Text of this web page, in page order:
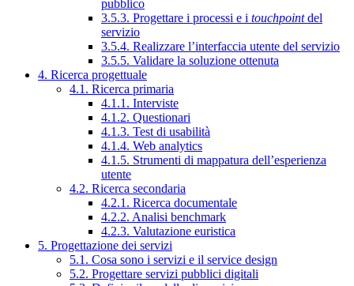
pubblico
3.5.3. Progettare i processi e i touchpointdel
servizio
3.5.4. Realizzare l’interfaccia utente del servizio
3.5.5. Validare la soluzione ottenuta
4. Ricerca progettuale
4.1. Ricerca primaria
4.1.1. Interviste
4.1.2. Questionari
4.1.3. Test di usabilità
4.1.4. Web analytics
4.1.5. Strumenti di mappatura dell’esperienza
utente
4.2. Ricerca secondaria
4.2.1. Ricerca documentale
4.2.2. Analisi benchmark
4.2.3. Valutazione euristica
5. Progettazione dei servizi
5.1. Cosa sono i servizi e il service design
5.2. Progettare servizi pubblici digitali